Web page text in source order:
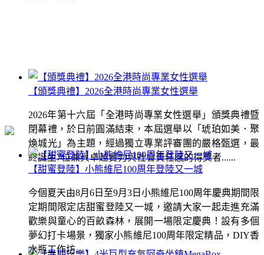
【頒獎典禮】2026全港時尚專業女性選舉
2026年第十六屆「全港時尚專業女性選舉」頒獎典禮暨
閉幕禮，於日前圓滿結束，本屆選舉以「琥珀如美．聚
煥城光」為主題，經過獨立專業評審團的嚴格甄選，最
終誕生7位兼具卓越實力與社會責任感的得獎者......
【甜蜜登陸】小熊維尼100周年登陸又一城
今個夏天由8月6日至9月3日小熊維尼100周年慶典期間限
定期間限定店甜蜜登陸又一城，邀請大家一起走進充滿
歡樂與童心的百畝森林，展開一場限定慶典！設有多個
夢幻打卡場景，獨家小熊維尼100周年限定精品，DIY香
水瓶工作坊...